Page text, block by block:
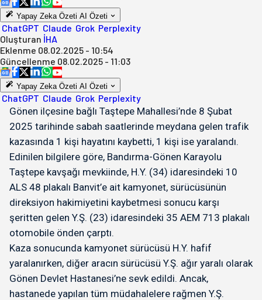
Yapay Zeka Özeti AI Özeti
ChatGPT Claude Grok Perplexity
Oluşturan İHA
Eklenme 08.02.2025 - 10:54
Güncellenme 08.02.2025 - 11:03
Yapay Zeka Özeti AI Özeti
ChatGPT Claude Grok Perplexity
Gönen ilçesine bağlı Taştepe Mahallesi’nde 8 Şubat
2025 tarihinde sabah saatlerinde meydana gelen trafik
kazasında 1 kişi hayatını kaybetti, 1 kişi ise yaralandı.
Edinilen bilgilere göre, Bandırma-Gönen Karayolu
Taştepe kavşağı mevkiinde, H.Y. (34) idaresindeki 10
ALS 48 plakalı Banvit’e ait kamyonet, sürücüsünün
direksiyon hakimiyetini kaybetmesi sonucu karşı
şeritten gelen Y.Ş. (23) idaresindeki 35 AEM 713 plakalı
otomobile önden çarptı.
Kaza sonucunda kamyonet sürücüsü H.Y. hafif
yaralanırken, diğer aracın sürücüsü Y.Ş. ağır yaralı olarak
Gönen Devlet Hastanesi’ne sevk edildi. Ancak,
hastanede yapılan tüm müdahalelere rağmen Y.Ş.